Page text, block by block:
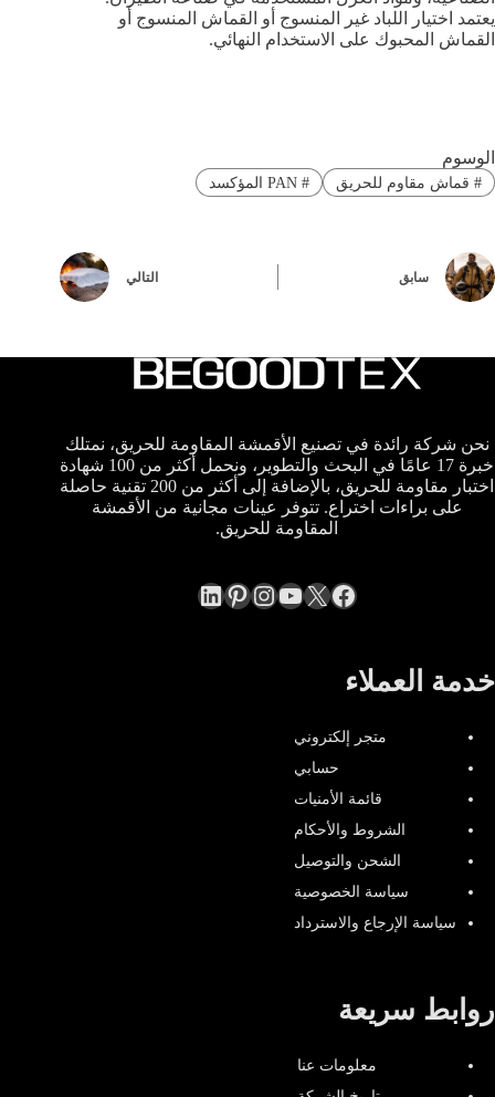
يعتمد اختيار اللباد غير المنسوج أو القماش المنسوج أو
القماش المحبوك على الاستخدام النهائي.
الوسوم
#قماش مقاوم للحريق #PAN المؤكسد
سابق التالي
نحن شركة رائدة في تصنيع الأقمشة المقاومة للحريق، نمتلك
خبرة 17 عامًا في البحث والتطوير، ونحمل أكثر من 100 شهادة
اختبار مقاومة للحريق، بالإضافة إلى أكثر من 200 تقنية حاصلة
على براءات اختراع. تتوفر عينات مجانية من الأقمشة
المقاومة للحريق.
Facebook
X
YouTube
Instagram
Pinterest
LinkedIn
خدمة العملاء
متجر إلكتروني
حسابي
قائمة الأمنيات
الشروط والأحكام
الشحن والتوصيل
سياسة الخصوصية
سياسة الإرجاع والاسترداد
روابط سريعة
معلومات عنا